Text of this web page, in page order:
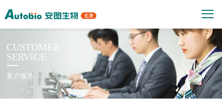
CUSTOMER
SERVICE
客户服务